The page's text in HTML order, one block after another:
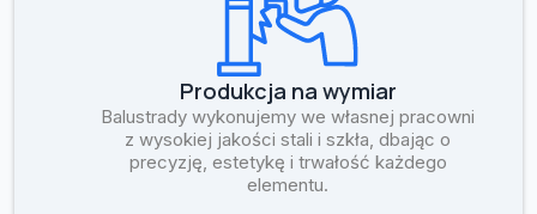
Produkcja na wymiar
Balustrady wykonujemy we własnej pracowni
z wysokiej jakości stali i szkła, dbając o
precyzję, estetykę i trwałość każdego
elementu.